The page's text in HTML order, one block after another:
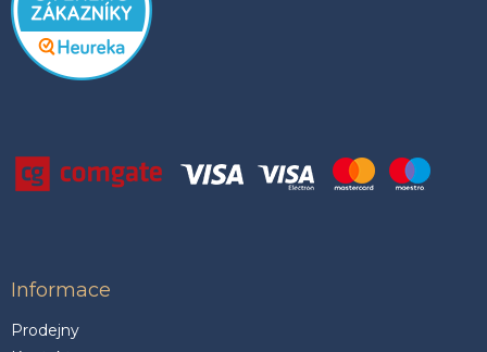
Informace
Prodejny